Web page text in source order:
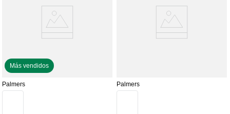
Más vendidos
Palmers Palmers